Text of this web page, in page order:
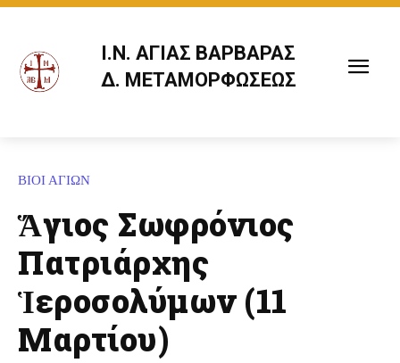
Ι.Ν. ΑΓΙΑΣ ΒΑΡΒΑΡΑΣ
Δ. ΜΕΤΑΜΟΡΦΩΣΕΩΣ
ΒΙΟΙ ΑΓΙΩΝ
Ἅγιος Σωφρόνιος
Πατριάρχης
Ἱεροσολύμων (11
Μαρτίου)